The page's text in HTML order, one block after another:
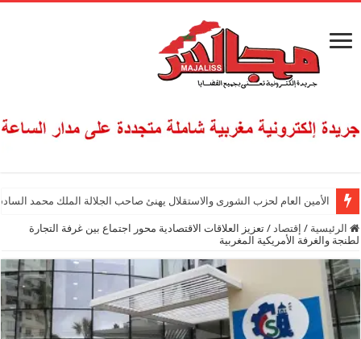
الأمين العام لحزب الشورى والاستقلال يهنئ صاحب الجلالة الملك محمد
الرئيسية / إقتصاد / تعزيز العلاقات الاقتصادية محور اجتماع بين غرفة التجارة
لطنجة والغرفة الأمريكية المغربية